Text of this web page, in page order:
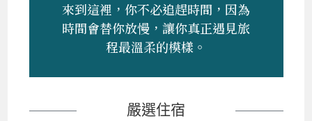
來到這裡，你不必追趕時間，因為
時間會替你放慢，讓你真正遇見旅
程最溫柔的模樣。
嚴選住宿